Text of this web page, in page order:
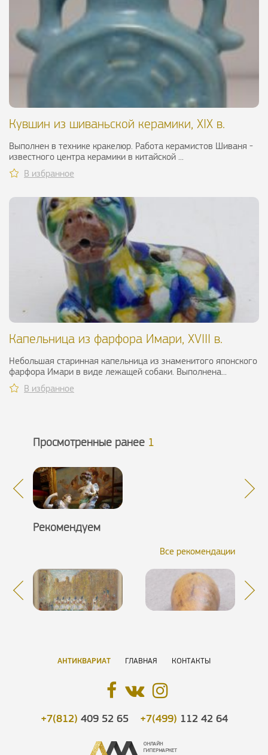
Кувшин из шиваньской керамики, XIX в.
Выполнен в технике кракелюр. Работа керамистов Шиваня -
известного центра керамики в китайской ...
В избранное
Капельница из фарфора Имари, XVIII в.
Небольшая старинная капельница из знаменитого японского
фарфора Имари в виде лежащей собаки. Выполнена...
В избранное
Просмотренные ранее 1
Рекомендуем
Все рекомендации
АНТИКВАРИАТ ГЛАВНАЯ КОНТАКТЫ
+7(812) 409 52 65 +7(499) 112 42 64